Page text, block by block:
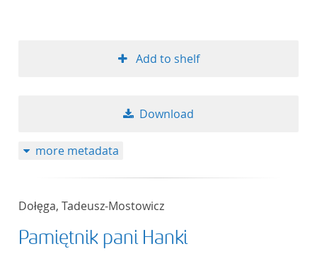
Add to shelf
Download
more metadata
Dołęga, Tadeusz-Mostowicz
Pamiętnik pani Hanki